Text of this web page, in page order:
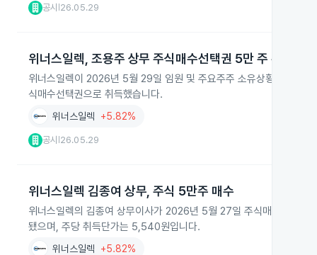
공시 26.05.29
위너스일렉, 조용주 상무 주식매수선택권 5만 주 취득
위너스일렉이 2026년 5월 29일 임원 및 주요주주 소유상황 보고서
식매수선택권으로 취득했습니다.
위너스일렉 +5.82%
공시 26.05.29
위너스일렉 김종여 상무, 주식 5만주 매수
위너스일렉의 김종여 상무이사가 2026년 5월 27일 주식매수선택권
됐으며, 주당 취득단가는 5,540원입니다.
위너스일렉 +5.82%